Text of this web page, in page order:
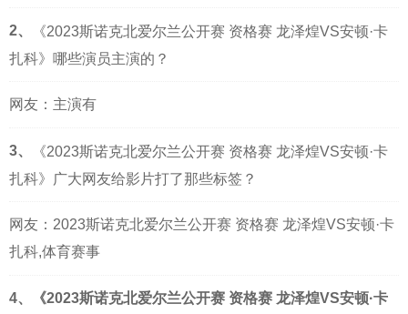
2、
《2023斯诺克北爱尔兰公开赛 资格赛 龙泽煌VS安顿·卡
扎科》哪些演员主演的？
网友：主演有
3、
《2023斯诺克北爱尔兰公开赛 资格赛 龙泽煌VS安顿·卡
扎科》广大网友给影片打了那些标签？
网友：2023斯诺克北爱尔兰公开赛 资格赛 龙泽煌VS安顿·卡
扎科,体育赛事
4、《2023斯诺克北爱尔兰公开赛 资格赛 龙泽煌VS安顿·卡